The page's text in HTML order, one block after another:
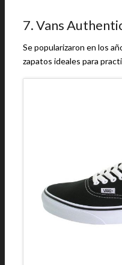
7. Vans
Se popularizaron en los
zapatos ideales para